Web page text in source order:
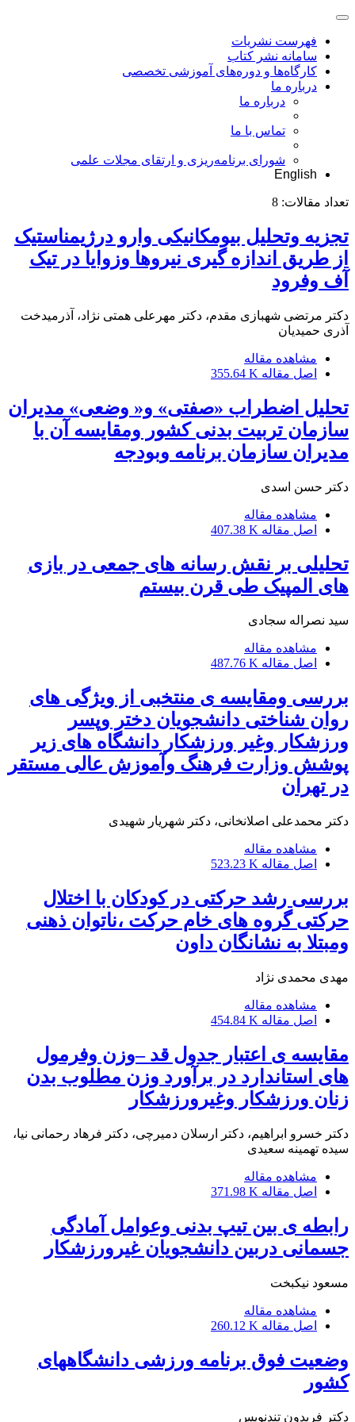
فهرست نشریات
سامانه نشر کتاب
کارگاه‌ها و دوره‌های آموزشی تخصصی
درباره ما
درباره ما
تماس با ما
شورای برنامه‌ریزی و ارتقای مجلات علمی
English
تعداد مقالات: 8
تجزیه وتحلیل بیومکانیکی وارو درژیمناستیک
از طریق اندازه گیری نیروها وزوایا در تیک
آف وفرود
دکتر مرتضی شهبازی مقدم، دکتر مهرعلی همتی نژاد، آذرمیدخت
آذری حمیدیان
مشاهده مقاله
اصل مقاله 355.64 K
تحلیل اضطراب «صفتی» و« وضعی» مدیران
سازمان تربیت بدنی کشور ومقایسه آن با
مدیران سازمان برنامه وبودجه
دکتر حسن اسدی
مشاهده مقاله
اصل مقاله 407.38 K
تحلیلی بر نقش رسانه های جمعی در بازی
های المپیک طی قرن بیستم
سید نصراله سجادی
مشاهده مقاله
اصل مقاله 487.76 K
بررسی ومقایسه ی منتخبی از ویژگی های
روان شناختی دانشجویان دختر وپسر
ورزشکار وغیر ورزشکار دانشگاه های زیر
پوشش وزارت فرهنگ وآموزش عالی مستقر
در تهران
دکتر محمدعلی اصلانخانی، دکتر شهریار شهیدی
مشاهده مقاله
اصل مقاله 523.23 K
بررسی رشد حرکتی در کودکان با اختلال
حرکتی گروه های خام حرکت ،ناتوان ذهنی
ومبتلا به نشانگان داون
مهدی محمدی نژاد
مشاهده مقاله
اصل مقاله 454.84 K
مقایسه ی اعتبار جدول قد –وزن وفرمول
های استاندارد در برآورد وزن مطلوب بدن
زنان ورزشکار وغیرورزشکار
دکتر خسرو ابراهیم، دکتر ارسلان دمیرچی، دکتر فرهاد رحمانی نیا،
سیده تهمینه سعیدی
مشاهده مقاله
اصل مقاله 371.98 K
رابطه ی بین تیپ بدنی وعوامل آمادگی
جسمانی دربین دانشجویان غیرورزشکار
مسعود نیکبخت
مشاهده مقاله
اصل مقاله 260.12 K
وضعیت فوق برنامه ورزشی دانشگاههای
کشور
دکتر فریدون تندنویس